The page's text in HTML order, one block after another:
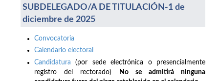
SUBDELEGADO/A DE TITULACIÓN-1 de
diciembre de 2025
Convocatoria
Calendario electoral
Candidatura (por sede electrónica o presencialmente
registro del rectorado)
No se admitirá ninguna